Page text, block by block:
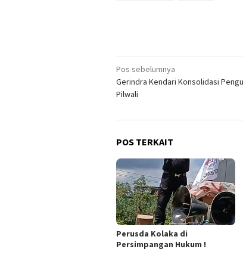
Navigasi
pos
Pos sebelumnya
Gerindra Kendari Konsolidasi
Pilwali
POS TERKAIT
Perusda Kolaka di
Persimpangan Hukum !